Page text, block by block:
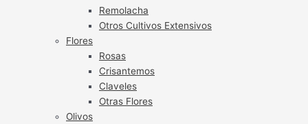
Remolacha
Otros Cultivos Extensivos
Flores
Rosas
Crisantemos
Claveles
Otras Flores
Olivos